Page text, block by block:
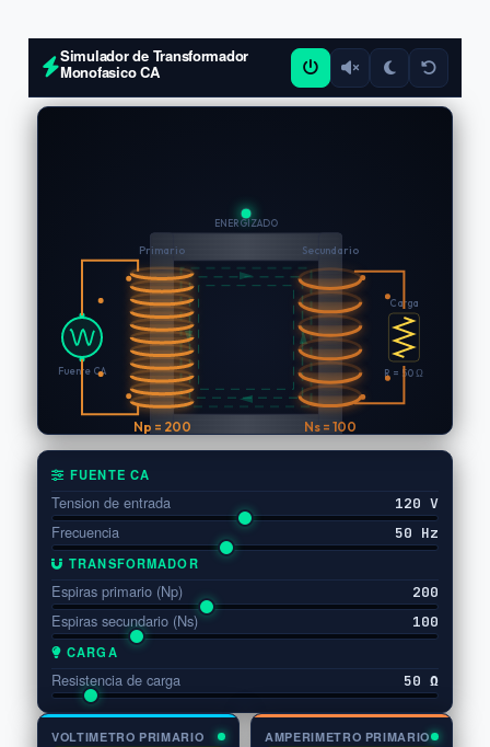
Simulador de Transformador
Monofasico CA
FUENTE CA
Tension de entrada 120 V
Frecuencia 50 Hz
TRANSFORMADOR
Espiras primario (Np) 200
Espiras secundario (Ns) 100
CARGA
Resistencia de carga 50 Ω
VOLTIMETRO PRIMARIO AMPERIMETRO PRIMARIO